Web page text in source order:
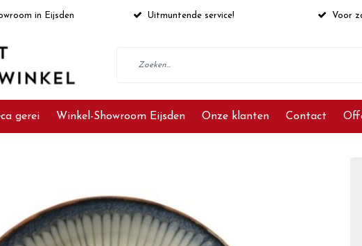
in Eijsden Uitmuntende service! Voor
gerei Winkel-Showroom Eijsden Onze klanten Contact